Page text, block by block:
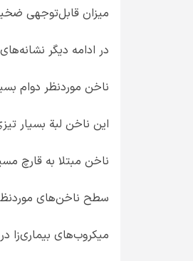
میزان قابل‌توجهی
در ادامه دیگر
ناخن‌ موردنظر دوام
این ناخن لبة بسیار
ناخن مبتلا به قارچ
سطح ناخن‌های
میکروب‌های بیماری‌زا